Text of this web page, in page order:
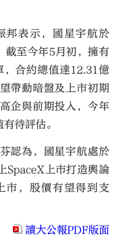
邦表示，國星宇航於
截至今年5月初，擁有
合約總值達12.31億
帶動暗盤及上市初期
企與前期投入，今年
待評估。
認為，國星宇航處於
SpaceX上市打造輿論
市，股價有望得到支
讀大公報PDF版面